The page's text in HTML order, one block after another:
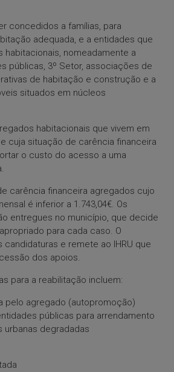
concedidos a famílias, para
adequada, e a entidades que
habitacionais, nomeadamente a
públicas, 3º Setor, associações de
de habitação e construção e a
situados em núcleos
habitacionais que vivem em
cuja situação de carência financeira
o custo do acesso a uma
carência financeira agregados cujo
é inferior a 1.743,04€. Os
entregues no município, que decide
para cada caso. O
candidaturas e remete ao IHRU que
dos apoios.
para a reabilitação incluem:
pelo agregado (autopromoção)
públicas para arrendamento
urbanas degradadas